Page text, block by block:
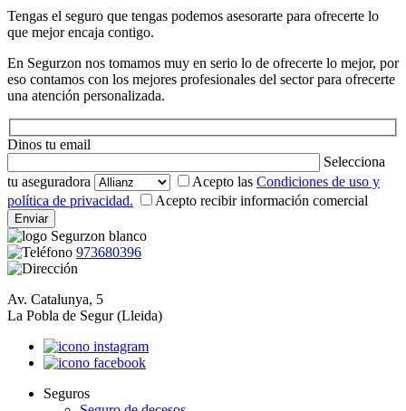
Tengas el seguro que tengas podemos asesorarte para ofrecerte lo
que mejor encaja contigo.
En Segurzon nos tomamos muy en serio lo de ofrecerte lo mejor, por
eso contamos con los mejores profesionales del sector para ofrecerte
una atención personalizada.
Dinos tu email
Selecciona
tu aseguradora
Acepto las Condiciones de uso y
política de privacidad.
Acepto recibir información comercial
973680396
Av. Catalunya, 5
La Pobla de Segur (Lleida)
Seguros